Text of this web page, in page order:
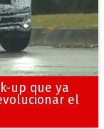
up que ya
el